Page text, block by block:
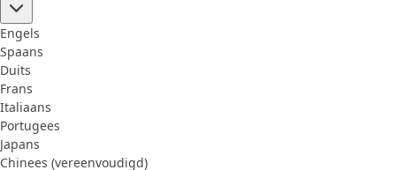
Engels
Spaans
Duits
Frans
Italiaans
Portugees
Japans
Chinees (vereenvoudigd)